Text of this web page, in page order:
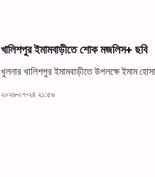
খালিশপুর ইমামবাড়ীতে শোক মজলিস+ ছবি
খুলনার খালিশপুর ইমামবাড়ীতে উপলক্ষে ইমাম
২০২৬-০৭-২৪ ২১:৫৬